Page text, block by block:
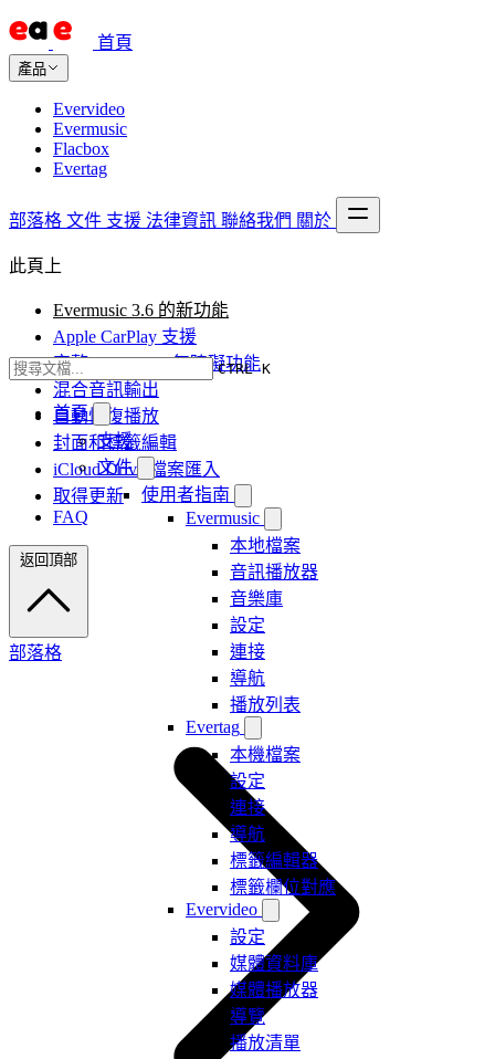
首頁
產品
Evervideo
Evermusic
Flacbox
Evertag
部落格 文件 支援 法律資訊 聯絡我們 關於
CTRL K
首頁
支援
文件
使用者指南
Evermusic
本地檔案
音訊播放器
音樂庫
設定
連接
導航
播放列表
Evertag
本機檔案
設定
連接
導航
標籤編輯器
標籤欄位對應
Evervideo
設定
媒體資料庫
媒體播放器
導覽
播放清單
此頁上
Evermusic 3.6 的新功能
Apple CarPlay 支援
完整 VoiceOver 無障礙功能
混合音訊輸出
自動恢復播放
封面和標籤編輯
iCloud Drive 檔案匯入
取得更新
FAQ
返回頂部
部落格